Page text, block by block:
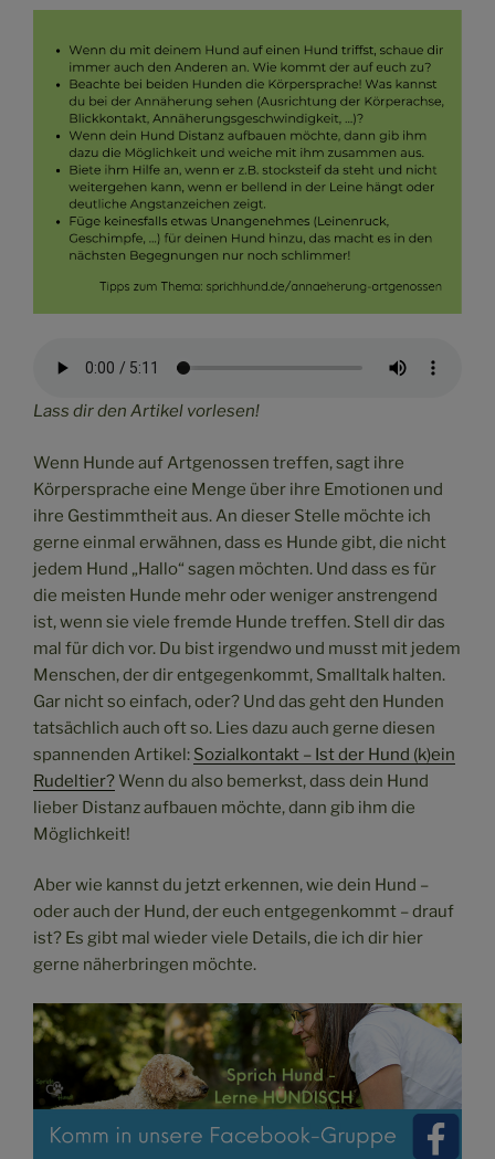
Lass dir den Artikel vorlesen!
Wenn Hunde auf Artgenossen treffen, sagt ihre
Körpersprache eine Menge über ihre Emotionen und
ihre Gestimmtheit aus. An dieser Stelle möchte ich
gerne einmal erwähnen, dass es Hunde gibt, die nicht
jedem Hund „Hallo“ sagen möchten. Und dass es für
die meisten Hunde mehr oder weniger anstrengend
ist, wenn sie viele fremde Hunde treffen. Stell dir das
mal für dich vor. Du bist irgendwo und musst mit jedem
Menschen, der dir entgegenkommt, Smalltalk halten.
Gar nicht so einfach, oder? Und das geht den Hunden
tatsächlich auch oft so. Lies dazu auch gerne diesen
spannenden Artikel: Sozialkontakt – Ist der Hund (k)ein
Rudeltier? Wenn du also bemerkst, dass dein Hund
lieber Distanz aufbauen möchte, dann gib ihm die
Möglichkeit!
Aber wie kannst du jetzt erkennen, wie dein Hund –
oder auch der Hund, der euch entgegenkommt – drauf
ist? Es gibt mal wieder viele Details, die ich dir hier
gerne näherbringen möchte.